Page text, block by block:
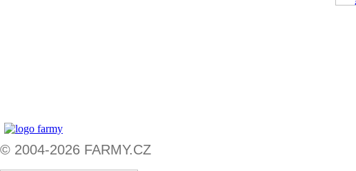
© 2004-2026 FARMY.CZ